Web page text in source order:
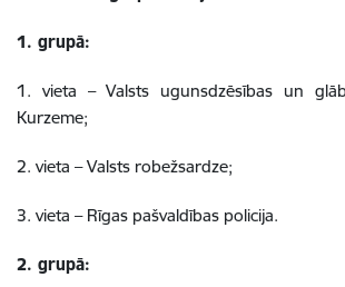
1. grupā:
1. vieta – Valsts ugunsdzēsības un
Kurzeme;
2. vieta – Valsts robežsardze;
3. vieta – Rīgas pašvaldības policija.
2. grupā: